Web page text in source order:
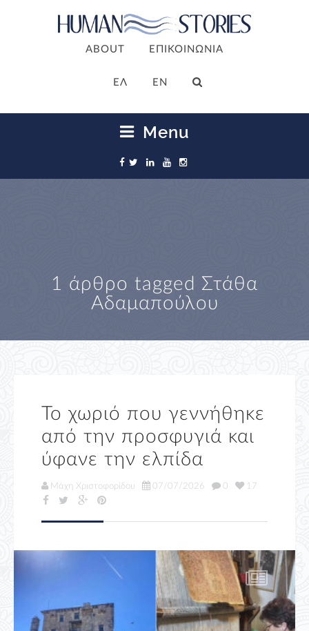
ABOUT ΕΠΙΚΟΙΝΩΝΙΑ
ΕΛ EN
Menu
1 άρθρο tagged Στάθα
Αδαμαπούλου
Το χωριό που γεννήθηκε
από την προσφυγιά και
ύφανε την ελπίδα
Μάχη Χριστοφορίδου 07/07/2026 0 17